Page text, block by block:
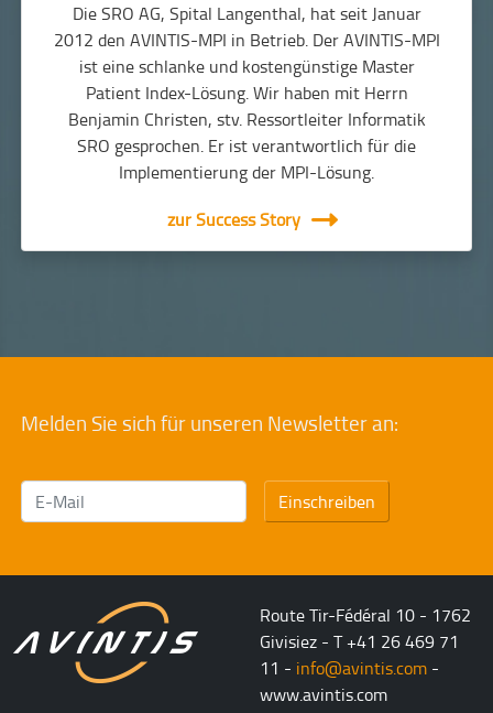
Die SRO AG, Spital Langenthal, hat seit Januar
2012 den AVINTIS-MPI in Betrieb. Der AVINTIS-MPI
ist eine schlanke und kostengünstige Master
Patient Index-Lösung. Wir haben mit Herrn
Benjamin Christen, stv. Ressortleiter Informatik
SRO gesprochen. Er ist verantwortlich für die
Implementierung der MPI-Lösung.
zur Success Story
Melden Sie sich für unseren Newsletter an:
Einschreiben
Route Tir-Fédéral 10 - 1762
Givisiez - T +41 26 469 71
11 - info@avintis.com -
www.avintis.com